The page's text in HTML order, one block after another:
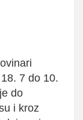
7 do 10.
do
i kroz